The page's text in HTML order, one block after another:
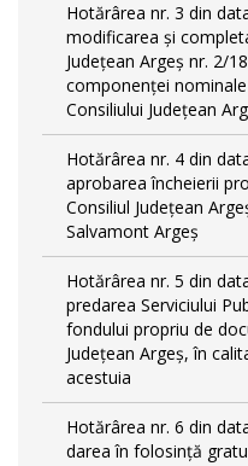
Hotărârea nr. 3 din
modificarea și
Județean Argeș nr. 2/
componenței
Consiliului Județean
Hotărârea nr. 4 din
aprobarea încheierii
Consiliul Județean
Salvamont Argeș
Hotărârea nr. 5 din
predarea Serviciului
fondului propriu de
Județean Argeș, în
acestuia
Hotărârea nr. 6 din
darea în folosință